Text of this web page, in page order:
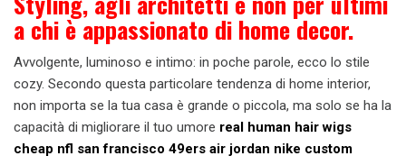
a chi è appassionato di home decor.
Avvolgente, luminoso e intimo: in poche parole, ecco lo stile
cozy. Secondo questa particolare tendenza di home interior,
non importa se la tua casa è grande o piccola, ma solo se ha la
capacità di migliorare il tuo umore real human hair wigs
cheap nfl san francisco 49ers air jordan nike custom